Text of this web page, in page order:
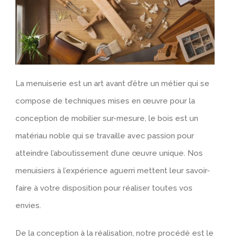
La menuiserie est un art avant d’être un métier qui se
compose de techniques mises en œuvre pour la
conception de mobilier sur-mesure, le bois est un
matériau noble qui se travaille avec passion pour
atteindre l’aboutissement d’une œuvre unique. Nos
menuisiers à l’expérience aguerri mettent leur savoir-
faire à votre disposition pour réaliser toutes vos
envies.
De la conception à la réalisation, notre procédé est le